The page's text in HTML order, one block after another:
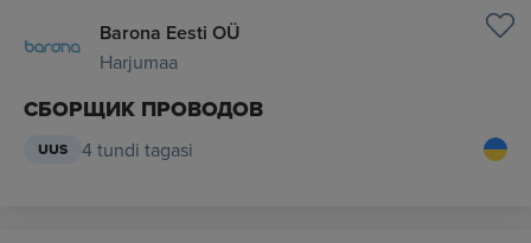
Barona Eesti OÜ
Harjumaa
СБОРЩИК ПРОВОДОВ
UUS 4 tundi tagasi